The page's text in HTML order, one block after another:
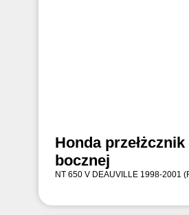
Honda
bocznej
NT 650 V DEAUVILLE 1998-2001